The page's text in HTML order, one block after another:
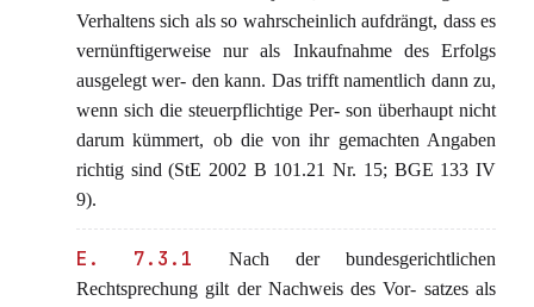
Verhaltens sich als so wahrscheinlich aufdrängt, dass es
vernünftigerweise nur als Inkaufnahme des Erfolgs
ausgelegt wer- den kann. Das trifft namentlich dann zu,
wenn sich die steuerpflichtige Per- son überhaupt nicht
darum kümmert, ob die von ihr gemachten Angaben
richtig sind (StE 2002 B 101.21 Nr. 15; BGE 133 IV
9).
E. 7.3.1
Nach der bundesgerichtlichen
Rechtsprechung gilt der Nachweis des Vor- satzes als